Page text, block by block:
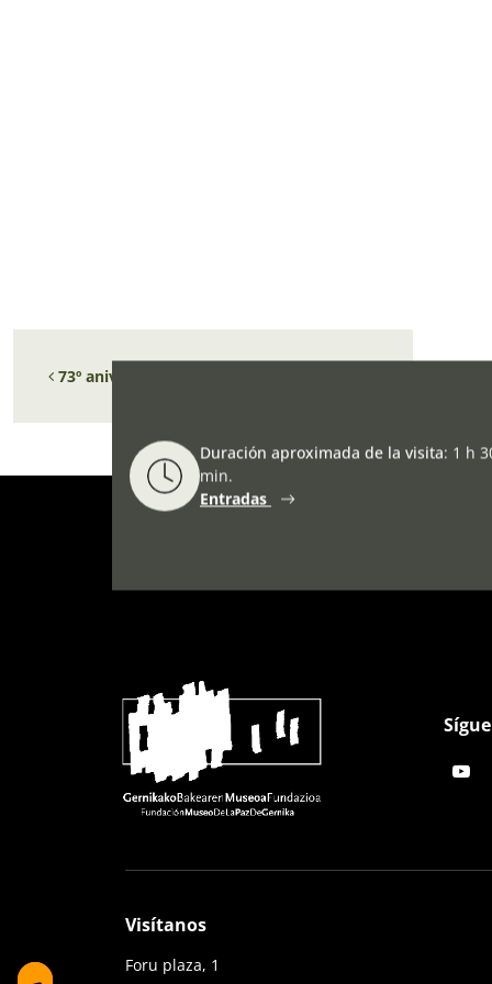
Navegación de entradas
73º aniversario del Bombardeo de Gernika
Duración aproximada de la visita: 1 h
min.
Entradas
Visítanos
Foru plaza, 1